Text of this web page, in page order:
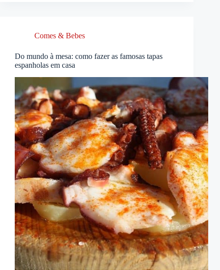
Comes & Bebes
Do mundo à mesa: como fazer as famosas tapas
espanholas em casa